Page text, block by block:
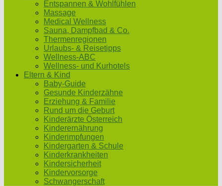
Entspannen & Wohlfühlen
Massage
Medical Wellness
Sauna, Dampfbad & Co.
Thermenregionen
Urlaubs- & Reisetipps
Wellness-ABC
Wellness- und Kurhotels
Eltern & Kind
Baby-Guide
Gesunde Kinderzähne
Erziehung & Familie
Rund um die Geburt
Kinderärzte Österreich
Kinderernährung
Kinderimpfungen
Kindergarten & Schule
Kinderkrankheiten
Kindersicherheit
Kindervorsorge
Schwangerschaft